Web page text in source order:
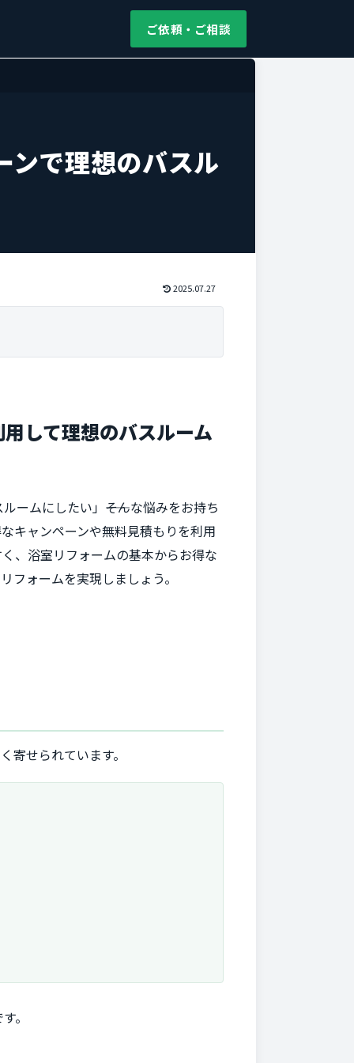
ご依頼・ご相談
ンで理想のバスル
2025.07.27
して理想のバスルーム
ムにしたい」――そんな悩みをお持ち
キャンペーンや無料見積もりを利用
、浴室リフォームの基本からお得な
フォームを実現しましょう。
寄せられています。
。